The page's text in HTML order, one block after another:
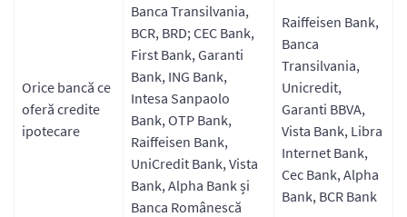
Orice bancă ce
oferă credite
ipotecare
Banca Transilvania,
BCR, BRD; CEC Bank,
First Bank, Garanti
Bank, ING Bank,
Intesa Sanpaolo
Bank, OTP Bank,
Raiffeisen Bank,
UniCredit Bank, Vista
Bank, Alpha Bank și
Banca Românescă
Raiffeisen Bank,
Banca
Transilvania,
Unicredit,
Garanti BBVA,
Vista Bank, Libra
Internet Bank,
Cec Bank, Alpha
Bank, BCR Bank